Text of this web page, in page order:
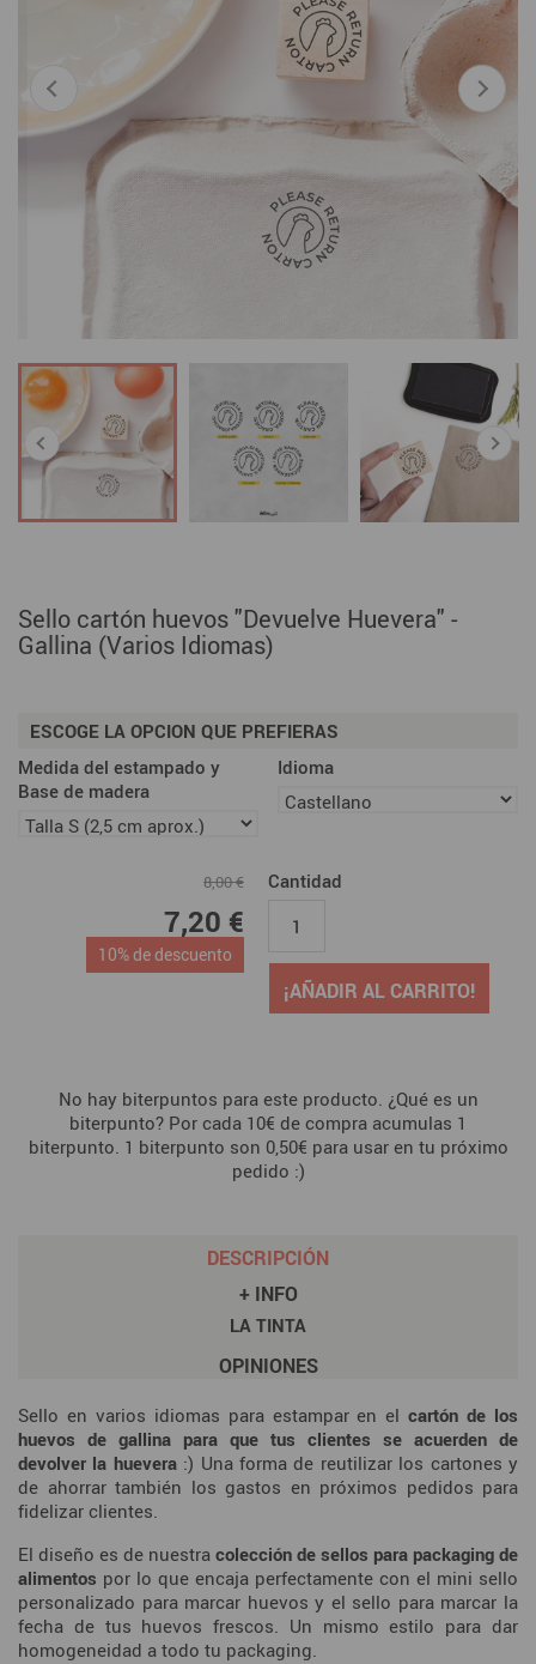
Sello cartón huevos "Devuelve Huevera" -
Gallina (Varios Idiomas)
ESCOGE LA OPCION QUE PREFIERAS
Medida del estampado y
Base de madera
Idioma
8,00 €
7,20 €
10% de descuento
Cantidad
¡AÑADIR AL CARRITO!
No hay biterpuntos para este producto. ¿Qué es un
biterpunto? Por cada 10€ de compra acumulas 1
biterpunto. 1 biterpunto son 0,50€ para usar en tu próximo
pedido :)
DESCRIPCIÓN
+ INFO
LA TINTA
OPINIONES
Sello en varios idiomas para estampar en elcartón de los
huevos de gallina para que tus clientes se acuerden de
devolver la huevera:) Una forma de reutilizar los cartones y
de ahorrar también los gastos en próximos pedidos para
fidelizar clientes.
El diseño es de nuestra colección de sellos para packaging de
alimentos por lo que encaja perfectamente con el mini sello
personalizado para marcar huevos y el sello para marcar la
fecha de tus huevos frescos. Un mismo estilo para dar
homogeneidad a todo tu packaging.